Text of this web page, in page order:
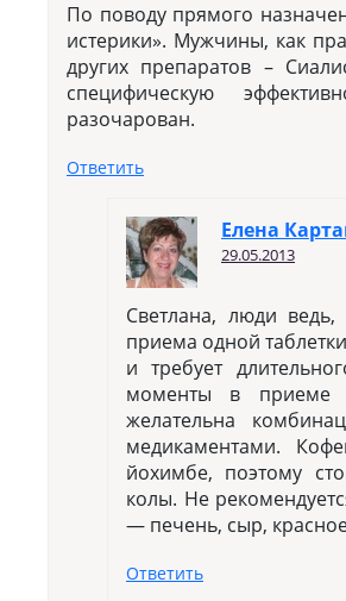
По поводу прямого
истерики». Мужчины, как
других препаратов –
специфическую
разочарован.
Ответить
Елена
29.05.2013
Светлана, люди
приема одной
и требует
моменты в приеме
желательна
медикаментами.
йохимбе, поэтому
колы. Не
— печень, сыр,
Ответить